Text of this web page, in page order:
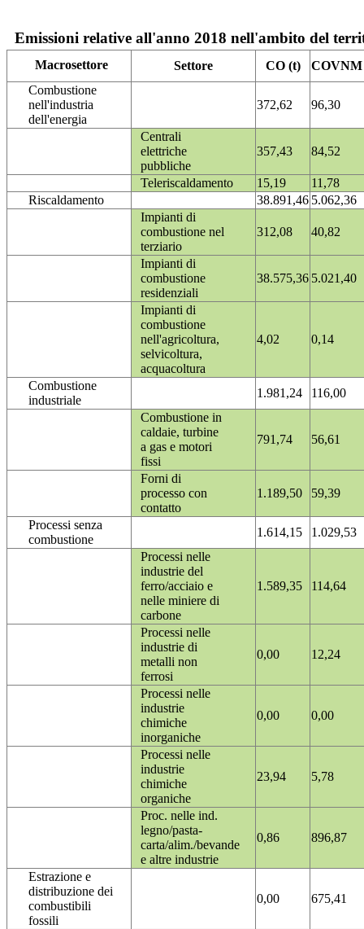
Emissioni relative all'anno 2018 nell'ambito del
Macrosettore Settore CO (t)
COVNM
Combustione
nell'industria
dell'energia
372,62 96,30
Centrali
elettriche
pubbliche
357,43 84,52
Teleriscaldamento 15,19
11,78
Riscaldamento
38.891,46 5.062,36
Impianti di
combustione nel
terziario
312,08 40,82
Impianti di
combustione
residenziali
38.575,36 5.021,40
Impianti di
combustione
nell'agricoltura,
selvicoltura,
acquacoltura
4,02 0,14
Combustione
industriale
1.981,24
116,00
Combustione in
caldaie, turbine
a gas e motori
fissi
791,74 56,61
Forni di
processo con
contatto
1.189,50 59,39
Processi senza
combustione
1.614,15
1.029,53
Processi nelle
industrie del
ferro/acciaio e
nelle miniere di
carbone
1.589,35 114,64
Processi nelle
industrie di
metalli non
ferrosi
0,00 12,24
Processi nelle
industrie
chimiche
inorganiche
0,00 0,00
Processi nelle
industrie
chimiche
organiche
23,94 5,78
Proc. nelle ind.
legno/pasta-
carta/alim./bevande
e altre industrie
0,86 896,87
Estrazione e
distribuzione dei
combustibili
fossili
0,00 675,41